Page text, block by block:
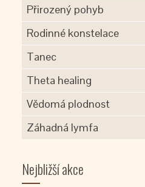
Přirozený pohyb
Rodinné konstelace
Tanec
Theta healing
Vědomá plodnost
Záhadná lymfa
Nejbližší akce